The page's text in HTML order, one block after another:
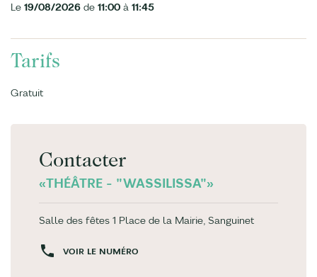
Le 19/08/2026 de 11:00 à 11:45
Tarifs
Gratuit
Contacter
«THÉÂTRE - "WASSILISSA"»
Salle des fêtes 1 Place de la Mairie, Sanguinet
VOIR LE NUMÉRO